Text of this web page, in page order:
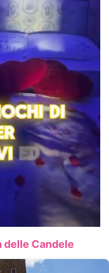
delle Candele